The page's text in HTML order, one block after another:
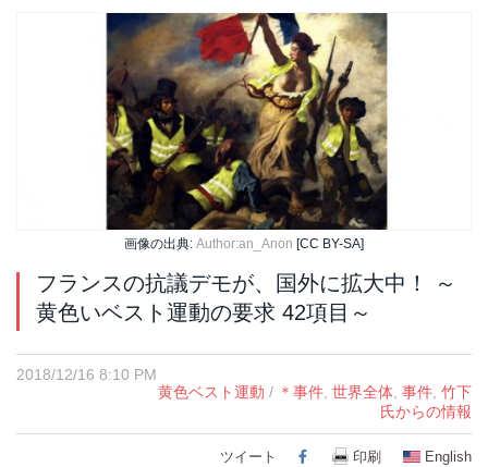
画像の出典: Author:an_Anon [CC BY-SA]
フランスの抗議デモが、国外に拡大中！ ～
黄色いベスト運動の要求 42項目～
2018/12/16 8:10 PM
黄色ベスト運動 / ＊事件 世界全体 事件 竹下
氏からの情報
ツイート Facebook
印刷 English